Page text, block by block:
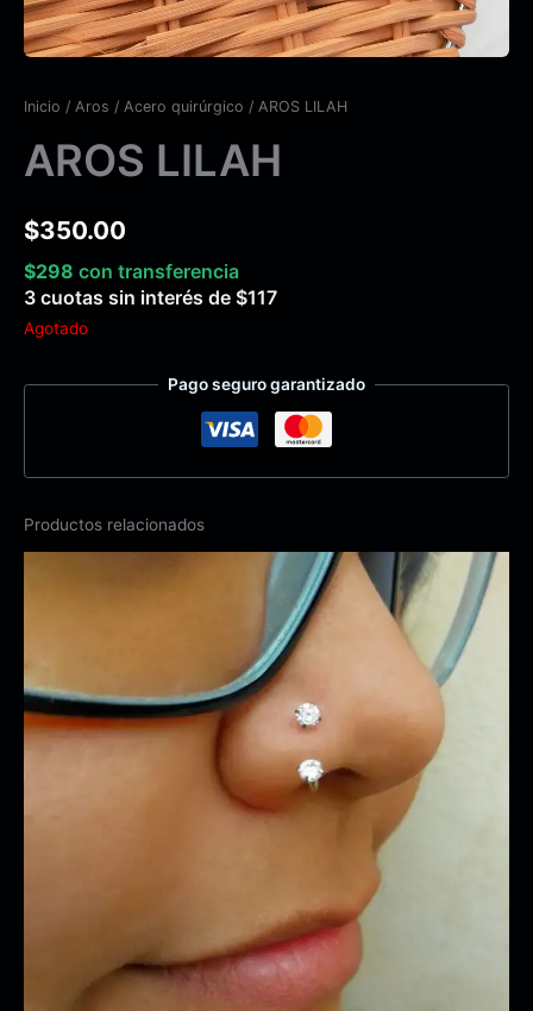
Inicio / Aros / Acero quirúrgico / AROS LILAH
AROS LILAH
$350.00
$298 con transferencia
3 cuotas sin interés de $117
Agotado
Pago seguro garantizado
Productos relacionados